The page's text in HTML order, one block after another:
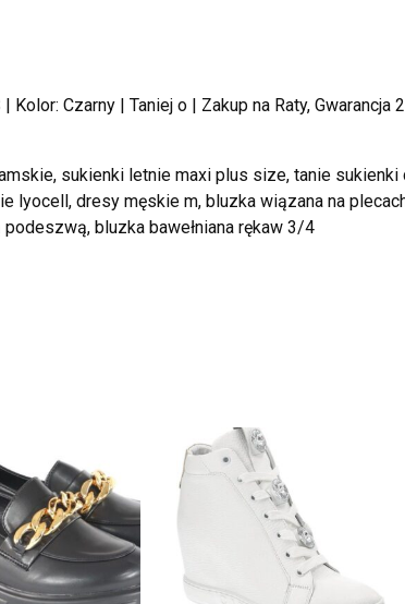
Czarny | Taniej o | Zakup na Raty, Gwarancja
sukienki letnie maxi plus size, tanie
lyocell, dresy męskie m, bluzka wiązana na
bluzka bawełniana rękaw 3/4